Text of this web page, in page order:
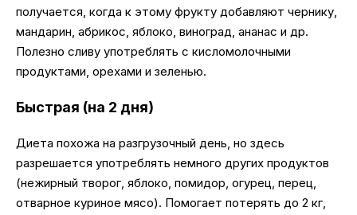
получается, когда к этому фрукту добавляют чернику,
мандарин, абрикос, яблоко, виноград, ананас и др.
Полезно сливу употреблять с кисломолочными
продуктами, орехами и зеленью.
Быстрая (на 2 дня)
Диета похожа на разгрузочный день, но здесь
разрешается употреблять немного других продуктов
(нежирный творог, яблоко, помидор, огурец, перец,
отварное куриное мясо). Помогает потерять до 2 кг,